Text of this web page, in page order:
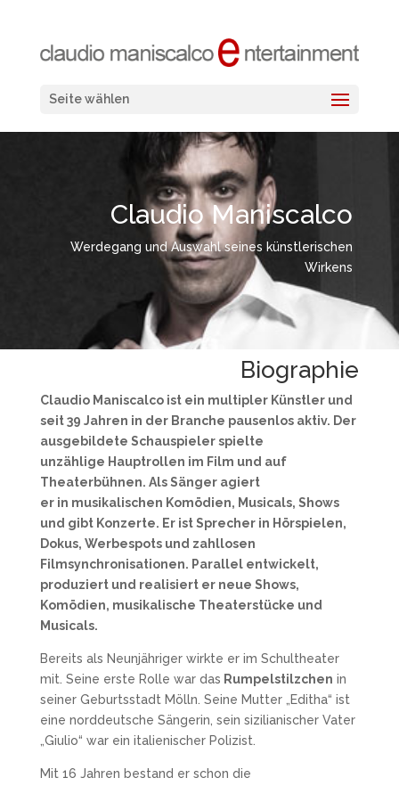
Seite wählen
Claudio Maniscalco
Werdegang und Auswahl seines künstlerischen
Wirkens
Biographie
Claudio Maniscalco ist ein multipler Künstler und
seit 39 Jahren in der Branche pausenlos aktiv. Der
ausgebildete Schauspieler spielte
unzählige Hauptrollen im Film und auf
Theaterbühnen. Als Sänger agiert
er in musikalischen Komödien, Musicals, Shows
und gibt Konzerte. Er ist Sprecher in Hörspielen,
Dokus, Werbespots und zahllosen
Filmsynchronisationen. Parallel entwickelt,
produziert und realisiert er neue Shows,
Komödien, musikalische Theaterstücke und
Musicals.
Bereits als Neunjähriger wirkte er im Schultheater
mit. Seine erste Rolle war das Rumpelstilzchen in
seiner Geburtsstadt Mölln. Seine Mutter „Editha“ ist
eine norddeutsche Sängerin, sein sizilianischer Vater
„Giulio“ war ein italienischer Polizist.
Mit 16 Jahren bestand er schon die